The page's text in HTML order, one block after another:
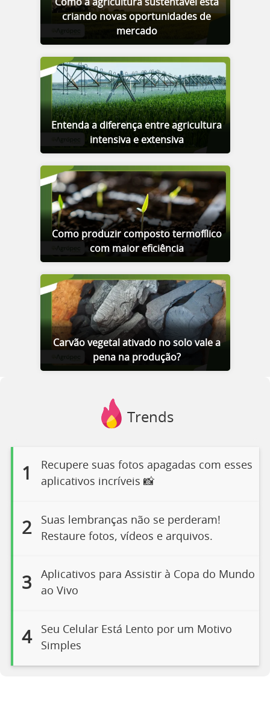
Como a agricultura sustentável está
criando novas oportunidades de
mercado
Entenda a diferença entre agricultura
intensiva e extensiva
Como produzir composto termofílico
com maior eficiência
Carvão vegetal ativado no solo vale a
pena na produção?
Trends
1
Recupere suas fotos apagadas com esses
aplicativos incríveis 📸
2
Suas lembranças não se perderam!
Restaure fotos, vídeos e arquivos.
3
Aplicativos para Assistir à Copa do Mundo
ao Vivo
4
Seu Celular Está Lento por um Motivo
Simples